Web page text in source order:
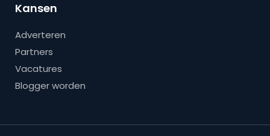
Kansen
Adverteren
Partners
Vacatures
Blogger worden